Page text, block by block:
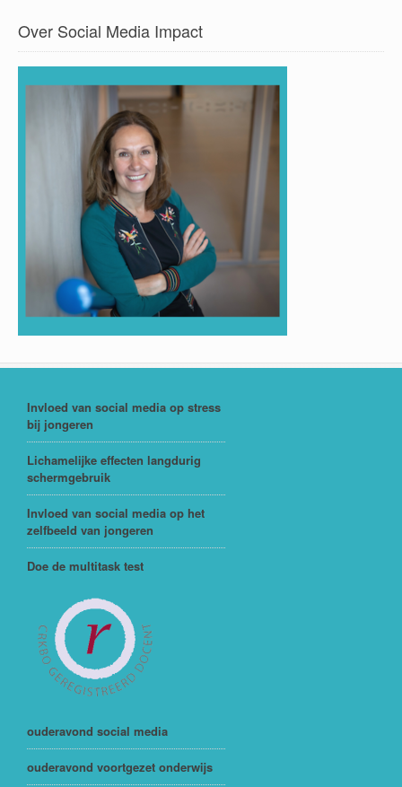
Over Social Media Impact
Invloed van social media op stress
bij jongeren
Lichamelijke effecten langdurig
schermgebruik
Invloed van social media op het
zelfbeeld van jongeren
Doe de multitask test
ouderavond social media
ouderavond voortgezet onderwijs